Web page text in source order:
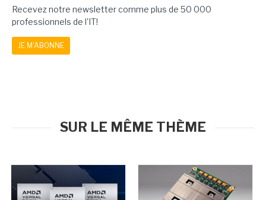
Recevez notre newsletter comme plus de 50 000
professionnels de l'IT!
JE M'ABONNE
SUR LE MÊME THÈME